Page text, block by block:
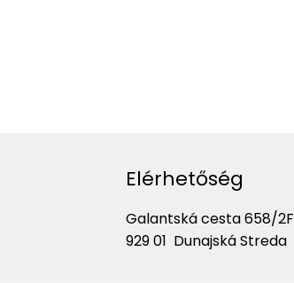
Elérhetőség
Galantská cesta 658/2F
929 01 Dunajská Streda